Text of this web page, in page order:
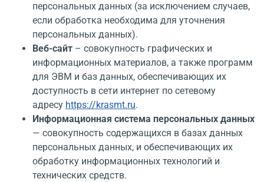
персональных данных (за исключением случаев,
если обработка необходима для уточнения
персональных данных).
Веб-сайт – совокупность графических и
информационных материалов, а также программ
для ЭВМ и баз данных, обеспечивающих их
доступность в сети интернет по сетевому
адресу https://krasmt.ru.
Информационная система персональных данных
— совокупность содержащихся в базах данных
персональных данных, и обеспечивающих их
обработку информационных технологий и
технических средств.